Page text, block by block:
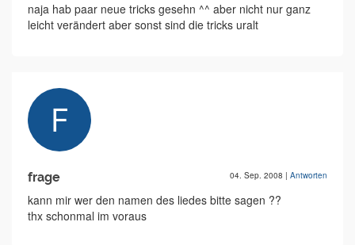
naja hab paar neue tricks gesehn ^^ aber nicht nur ganz
leicht verändert aber sonst sind die tricks uralt
frage 04. Sep. 2008 | Antworten
kann mir wer den namen des liedes bitte sagen ??
thx schonmal im voraus